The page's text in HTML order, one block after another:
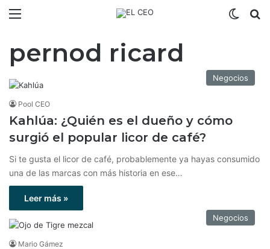
pernod ricard
Negocios
Pool CEO
Kahlúa: ¿Quién es el dueño y cómo
surgió el popular licor de café?
Si te gusta el licor de café, probablemente ya hayas consumido
una de las marcas con más historia en ese…
Leer más »
Negocios
Mario Gámez